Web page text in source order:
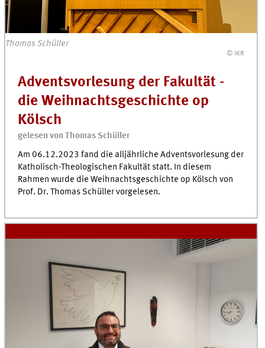
Thomas Schüller
© IKR
Adventsvorlesung der Fakultät -
die Weihnachtsgeschichte op
Kölsch
gelesen von Thomas Schüller
Am 06.12.2023 fand die alljährliche Adventsvorlesung der
Katholisch-Theologischen Fakultät statt. In diesem
Rahmen wurde die Weihnachtsgeschichte op Kölsch von
Prof. Dr. Thomas Schüller vorgelesen.